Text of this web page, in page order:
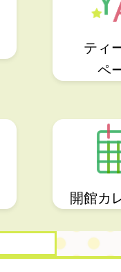
ティ
ペ
開館カ